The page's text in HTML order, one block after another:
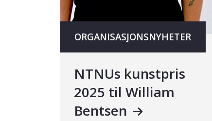
ORGANISASJONSNYHETER
NTNUs kunstpris
2025 til William
Bentsen